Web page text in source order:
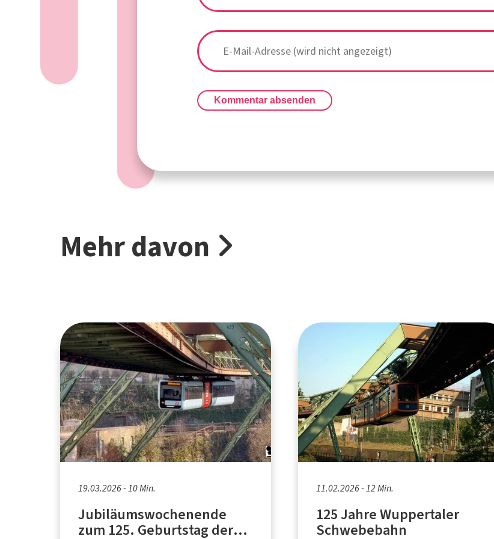
Kommentar absenden
Mehr davon
19.03.2026 - 10 Min.
Jubiläumswochenende
zum 125. Geburtstag der
11.02.2026 - 12 Min.
125 Jahre Wuppertaler
Schwebebahn